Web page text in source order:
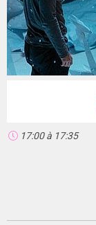
17:00à 17:35